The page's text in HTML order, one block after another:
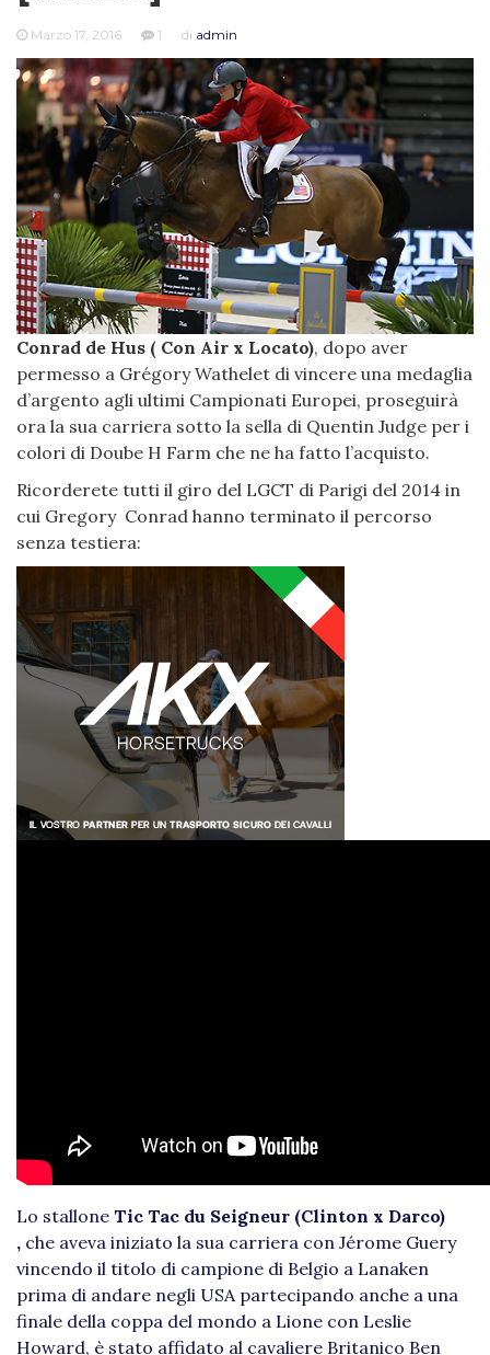
Marzo 17, 2016 1 di admin
Conrad de Hus ( Con Air x Locato), dopo aver
permesso a Grégory Wathelet di vincere una medaglia
d’argento agli ultimi Campionati Europei, proseguirà
ora la sua carriera sotto la sella di Quentin Judge per i
colori di Doube H Farm che ne ha fatto l’acquisto.
Ricorderete tutti il giro del LGCT di Parigi del 2014 in
cui Gregory Conrad hanno terminato il percorso
senza testiera:
Lo stallone Tic Tac du Seigneur (Clinton x Darco)
, che aveva iniziato la sua carriera con Jérome Guery
vincendo il titolo di campione di Belgio a Lanaken
prima di andare negli USA partecipando anche a una
finale della coppa del mondo a Lione con Leslie
Howard, è stato affidato al cavaliere Britanico Ben